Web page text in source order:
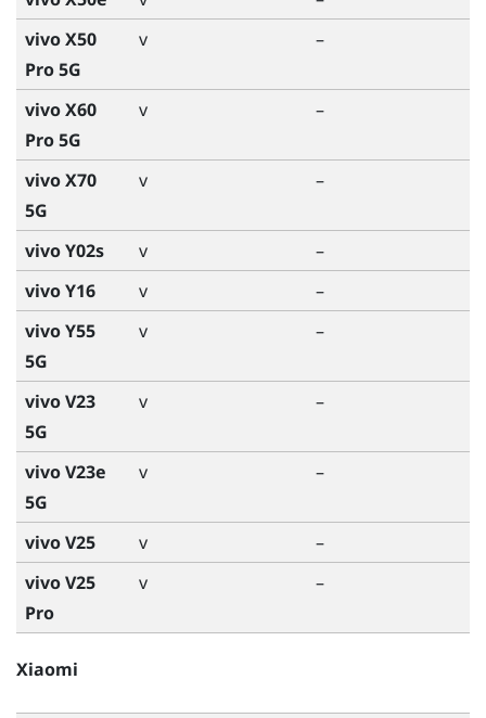
vivo X50
Pro 5G
v –
vivo X60
Pro 5G
v –
vivo X70
5G
v –
vivo Y02s v
–
vivo Y16
v
–
vivo Y55
5G
v –
vivo V23
5G
v –
vivo V23e
5G
v –
vivo V25 v
–
vivo V25
Pro
v –
Xiaomi